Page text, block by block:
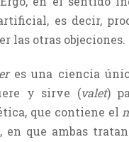
es decir,
las otras objeciones.
es una ciencia
y sirve (valet)
que contiene el
en que ambas